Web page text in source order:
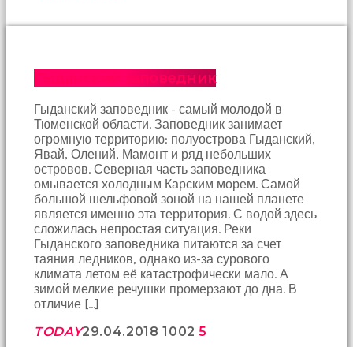
kızların
rahatlıyorlar
altyazılı
arkadaş
sonu
birbirlerine
teşekkür
ederek
bunu
tekrar
yapmak
sözleşiyorlar
altyazılı
porno
Arkadaşımın
Гыданский заповедник
Гыданский заповедник - самый молодой в
Тюменской области. Заповедник занимает
огромную территорию: полуострова Гыданский,
Явай, Олений, Мамонт и ряд небольших
островов. Северная часть заповедника
омывается холодным Карским морем. Самой
большой шельфовой зоной на нашей планете
является именно эта территория. С водой здесь
сложилась непростая ситуация. Реки
Гыданского заповедника питаются за счет
таяния ледников, однако из-за сурового
климата летом её катастрофически мало. А
зимой мелкие речушки промерзают до дна. В
отличие […]
TODAY29.04.2018 1002 5